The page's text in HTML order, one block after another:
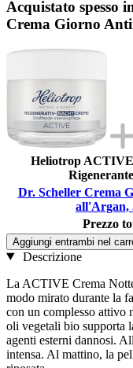
Acquistato spesso
Crema Giorno
Heliotrop
Dr. Scheller Crema
all'Argan,
Prezzo
Aggiungi entrambi nel
Descrizione
La ACTIVE Crema
modo mirato durante la
con un complesso attivo
oli vegetali bio supporta
agenti esterni dannosi.
intensa. Al mattino, la